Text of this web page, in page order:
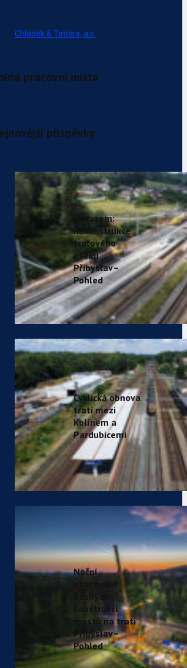
Chládek & Tintěra, a.s.
pracovní místa
příspěvky
Obrazem:
Rekonstrukce
traťového
úseku
Přibyslav–
Pohled
Cyklická obnova
trati mezi
Kolínem a
Pardubicemi
Noční
konstrukcí
mostů na trati
Přibyslav–
Pohled